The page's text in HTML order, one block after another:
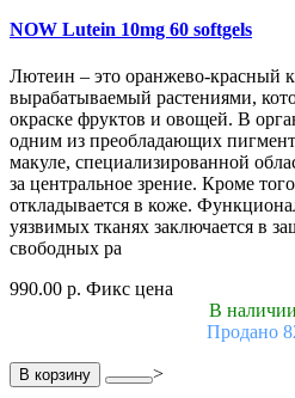
NOW Lutein 10mg 60 softgels
Лютеин – это оранжево-красный
вырабатываемый растениями,
окраске фруктов и овощей. В
одним из преобладающих
макуле, специализированной
за центральное зрение. Кроме
откладывается в коже.
уязвимых тканях заключается в
свободных ра
990.00 р. Фикс цена
В
Продано
В корзину >